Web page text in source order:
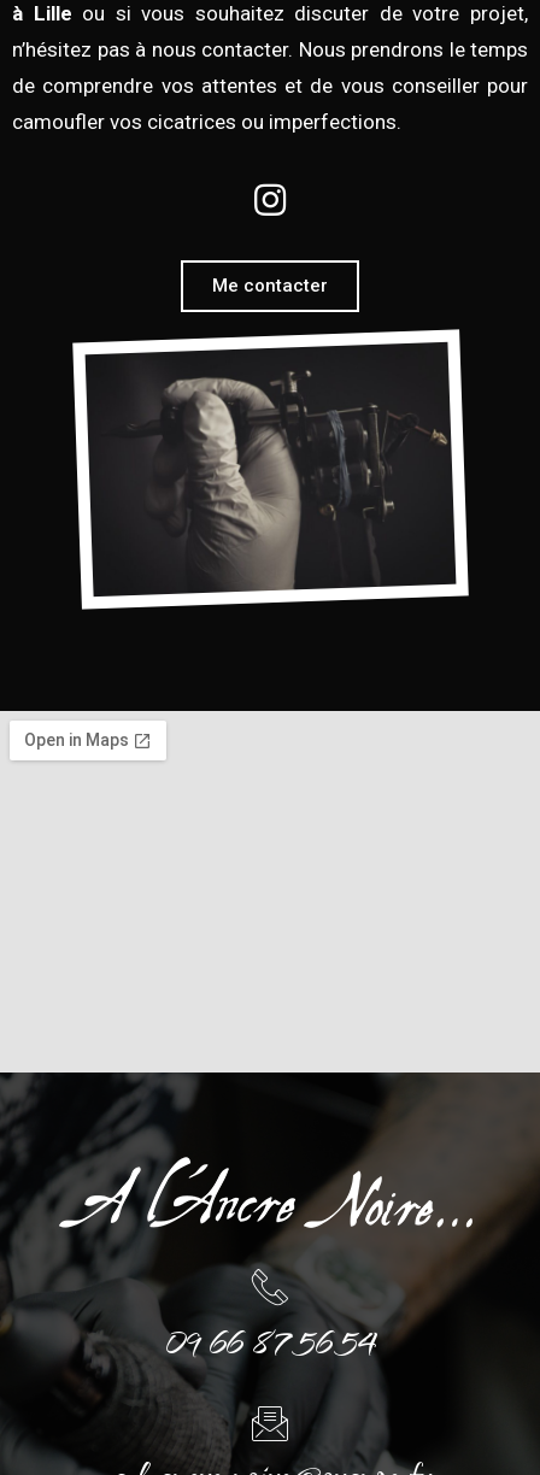
à Lille ou si vous souhaitez discuter de votre projet,
n’hésitez pas à nous contacter. Nous prendrons le temps
de comprendre vos attentes et de vous conseiller pour
camoufler vos cicatrices ou imperfections.
Me contacter
09 66 87 56 54